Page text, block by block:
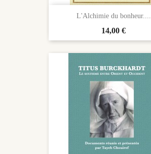
L'Alchimie du bonheur....
Prix
14,00 €